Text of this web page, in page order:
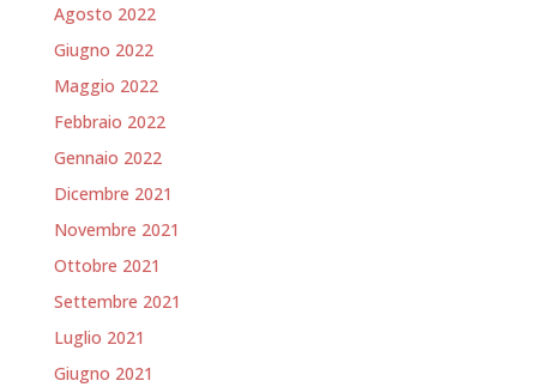
Agosto 2022
Giugno 2022
Maggio 2022
Febbraio 2022
Gennaio 2022
Dicembre 2021
Novembre 2021
Ottobre 2021
Settembre 2021
Luglio 2021
Giugno 2021